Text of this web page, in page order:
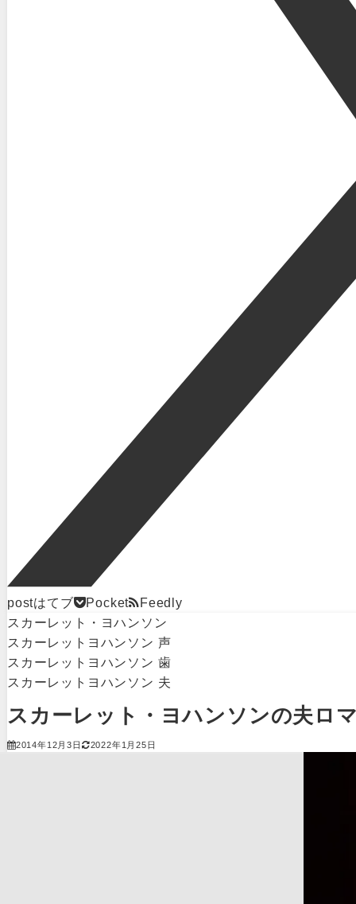
postはてブ Pocket
Feedly
スカーレット・ヨハンソン
スカーレットヨハンソン 声
スカーレットヨハンソン 歯
スカーレットヨハンソン 夫
スカーレット・ヨハンソンの夫ロ
2014年12月3日 2022年1月25日